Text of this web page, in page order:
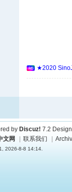
★2020
by Discuz! 7.2
文网
联系我们
2026-8-8 14:14.